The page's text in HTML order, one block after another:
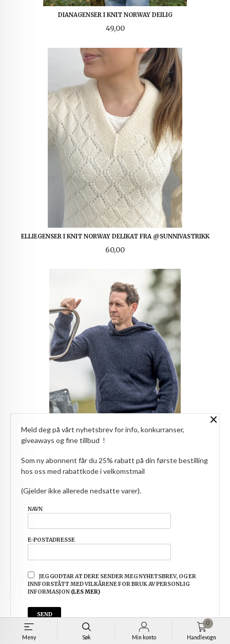
Meny Søk Min konto Handlevogn
0
DIANAGENSER I KNIT NORWAY DEILIG
Pris
49,00
ELLIEGENSER I KNIT NORWAY DELIKAT FRA @SUNNIVASTRIKK
Pris
60,00
HÅKONGENSER I KNIT NORWAY DEILIG
Pris
49,00
×
Meld deg på vårt nyhetsbrev for info, konkurranser,
giveaways og fine tillbud !
Som ny abonnent får du 25% rabatt på din første bestilling
hos oss med rabattkode i velkomstmail
(Gjelder ikke allerede nedsatte varer).
NAVN
E-POSTADRESSE
JEG GODTAR AT DERE SENDER MEG NYHETSBREV, OG ER
INNFORSTÅTT MED VILKÅRENE FOR BRUK AV PERSONLIG
INFORMASJON (LES MER)